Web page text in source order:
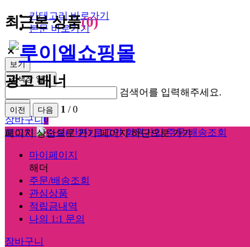
카테고리 바로가기
본문 바로가기
보기
검색창 열기
검색어를 입력해주세요.
검색
장바구니0
로그인
회원가입 주문/배송조회
마이페이지
해더
주문/배송조회
관심상품
적립금내역
나의 1:1 문의
장바구니
최근본 상품(0)
광고 배너
이전 다음 1 /0
페이지 상단으로 가기 페이지 하단으로 가기